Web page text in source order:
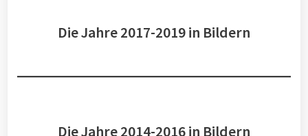
Die Jahre 2017-2019 in Bildern
Die Jahre 2014-2016 in Bildern